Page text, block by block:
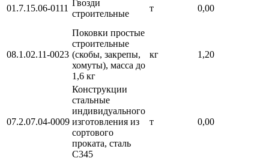
01.7.15.06-0111
Гвозди
строительные
т 0,00
08.1.02.11-0023
Поковки простые
строительные
(скобы, закрепы,
хомуты), масса до
1,6 кг
кг 1,20
07.2.07.04-0009
Конструкции
стальные
индивидуального
изготовления из
сортового
проката, сталь
С345
т 0,00